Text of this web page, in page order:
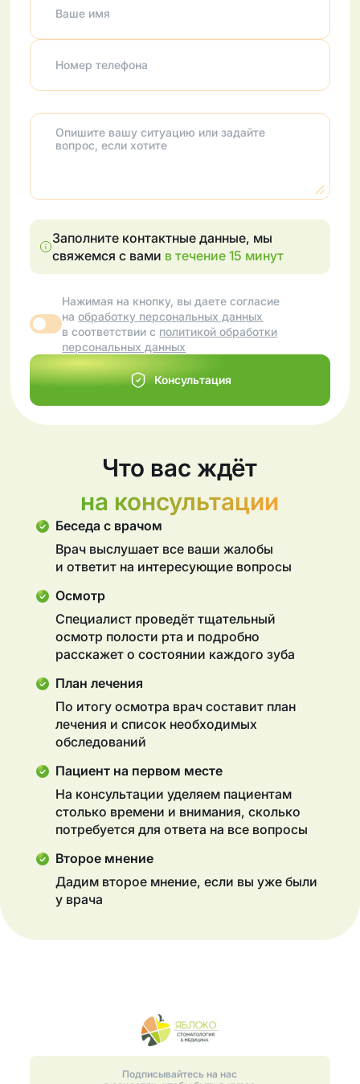
Протезирование
циркония
Металлокерамические
коронки
Ваше имя
Номер телефона
Опишите вашу ситуацию или задайте
вопрос, если хотите
Заполните контактные данные, мы
свяжемся с вами в течение 15 минут
Нажимая на кнопку, вы даете согласие
наобработку персональных данных
в соответствии с политикой обработки
персональных данных
Консультация
Что вас ждёт
на консультации
Беседа с врачом
Врач выслушает все ваши жалобы
и ответит на интересующие вопросы
Осмотр
Специалист проведёт тщательный
осмотр полости рта и подробно
расскажет о состоянии каждого зуба
План лечения
По итогу осмотра врач составит план
лечения и список необходимых
обследований
Пациент на первом месте
На консультации уделяем пациентам
столько времени и внимания, сколько
потребуется для ответа на все вопросы
Второе мнение
Дадим второе мнение, если вы уже были
у врача
Подписывайтесь на нас